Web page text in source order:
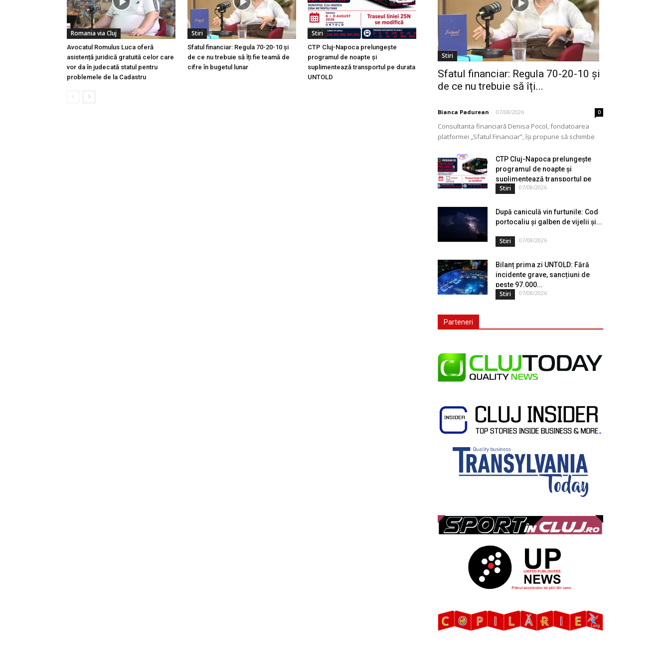
Romania via Cluj
Avocatul Romulus Luca oferă
asistență juridică gratuită celor care
vor da în judecată statul pentru
problemele de la Cadastru
Stiri
Sfatul financiar: Regula 70-20-10 și
de ce nu trebuie să îți fie teamă de
cifre în bugetul lunar
Stiri
CTP Cluj-Napoca prelungește
programul de noapte și
suplimentează transportul pe durata
UNTOLD
Stiri
Sfatul financiar: Regula 70-20-10 și
de ce nu trebuie să îți...
Bianca Padurean - 07/08/2026 0
Consultanta financiară Denisa Pocol, fondatoarea
platformei „Sfatul Financiar”, își propune să schimbe
experiență de peste...CTP Cluj-Napoca prelungește
programul de noapte și
suplimentează transportul pe
durata...
Stiri 07/08/2026
După caniculă vin furtunile: Cod
portocaliu și galben de vijelii și...
Stiri 07/08/2026
Bilanț prima zi UNTOLD: Fără
incidente grave, sancțiuni de
peste 97.000...
Stiri 07/08/2026
Parteneri